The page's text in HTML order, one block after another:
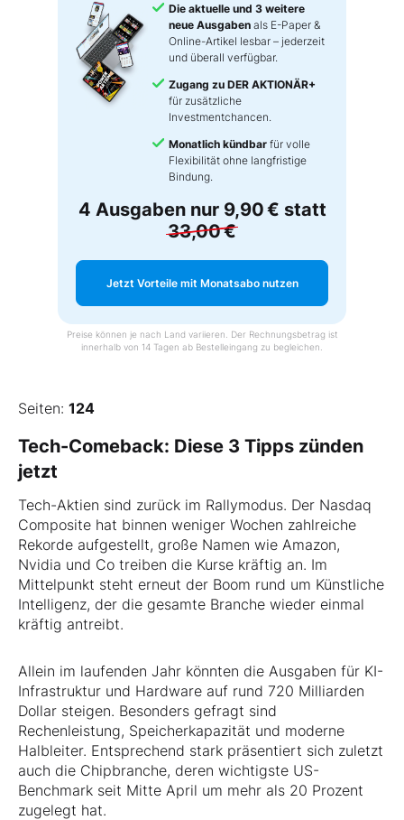
Die aktuelle und 3 weitere
neue Ausgaben als E-Paper &
Online-Artikel lesbar – jederzeit
und überall verfügbar.
Zugang zu DER AKTIONÄR+
für zusätzliche
Investmentchancen.
Monatlich kündbar für volle
Flexibilität ohne langfristige
Bindung.
4 Ausgaben nur 9,90 € statt
33,00 €
Jetzt Vorteile mit Monatsabo nutzen
Preise können je nach Land variieren. Der Rechnungsbetrag ist
innerhalb von 14 Tagen ab Bestelleingang zu begleichen.
Seiten: 124
Tech-Comeback: Diese 3 Tipps zünden
jetzt
Tech-Aktien sind zurück im Rallymodus. Der Nasdaq
Composite hat binnen weniger Wochen zahlreiche
Rekorde aufgestellt, große Namen wie Amazon,
Nvidia und Co treiben die Kurse kräftig an. Im
Mittelpunkt steht erneut der Boom rund um Künstliche
Intelligenz, der die gesamte Branche wieder einmal
kräftig antreibt.
Allein im laufenden Jahr könnten die Ausgaben für KI-
Infrastruktur und Hardware auf rund 720 Milliarden
Dollar steigen. Besonders gefragt sind
Rechenleistung, Speicherkapazität und moderne
Halbleiter. Entsprechend stark präsentiert sich zuletzt
auch die Chipbranche, deren wichtigste US-
Benchmark seit Mitte April um mehr als 20 Prozent
zugelegt hat.